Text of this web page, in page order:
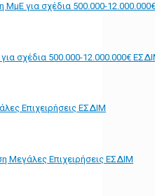
ΜμΕ για σχέδια 500.000-
σχέδια 500.000-12.000.000€
Επιχειρήσεις ΕΣΔΙΜ
Μεγάλες Επιχειρήσεις ΕΣΔΙΜ